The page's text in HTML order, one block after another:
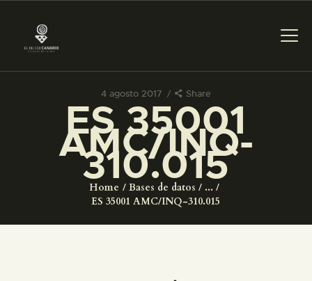
4 agosto 2017 Share
ES 35001
AMC/INQ-
310.015
Home Bases de datos
...
ES 35001 AMC/INQ-310.015
PREPARAR LA VISITA
ACTIVIDADES